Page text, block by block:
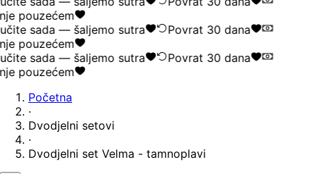
pouzećem
sada — šaljemo sutra
Povrat 30 dana
pouzećem
sada — šaljemo sutra
Povrat 30 dana
pouzećem
Početna
·
Dvodjelni setovi
·
Dvodjelni set Velma - tamnoplavi